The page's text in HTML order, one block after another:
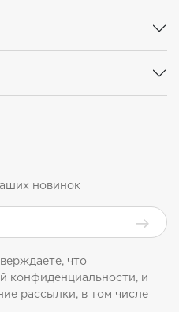
новинок
что
конфиденциальности, и
рассылки, в том числе